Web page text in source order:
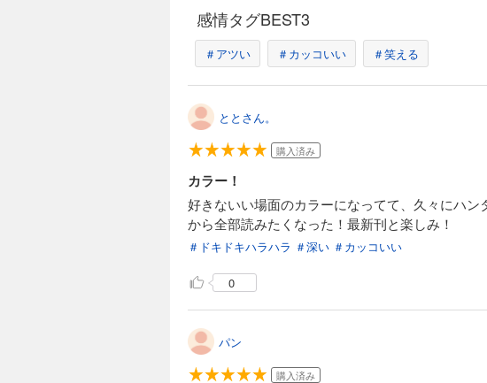
感情タグBEST3
＃アツい ＃カッコいい ＃笑える
ととさん。
購入済み
カラー！
好きないい場面のカラーになってて、久々にハ
から全部読みたくなった！最新刊と楽しみ！
＃ドキドキハラハラ ＃深い ＃カッコいい
0
パン
購入済み